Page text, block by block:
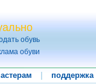
обувь
обуви
поддержка